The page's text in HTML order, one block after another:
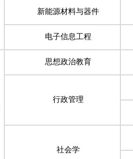
新能源材料与器件
电子信息工程
思想政治教育
行政管理
社会学